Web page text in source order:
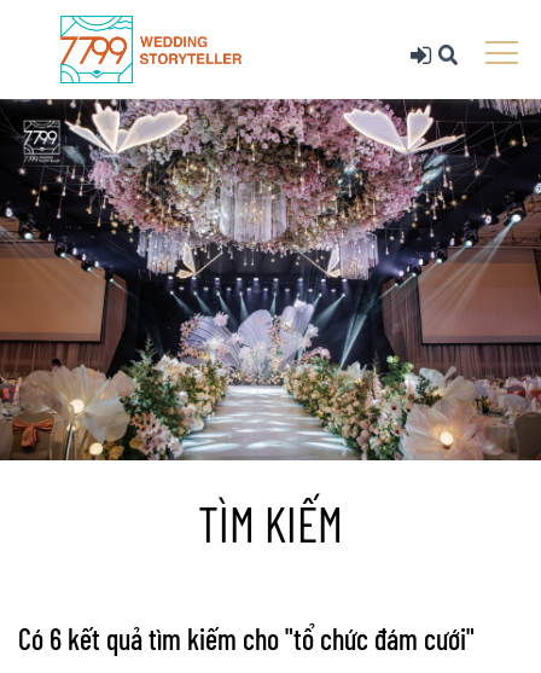
TÌM KIẾM
Có 6 kết quả tìm kiếm cho "tổ chức đám cưới"